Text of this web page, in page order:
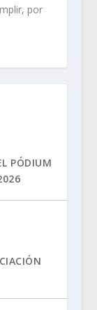
por
PÓDIUM